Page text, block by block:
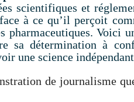
scientifiques et
à ce qu’il perçoit
pharmaceutiques. Voici
sa détermination à
une science
de journalisme